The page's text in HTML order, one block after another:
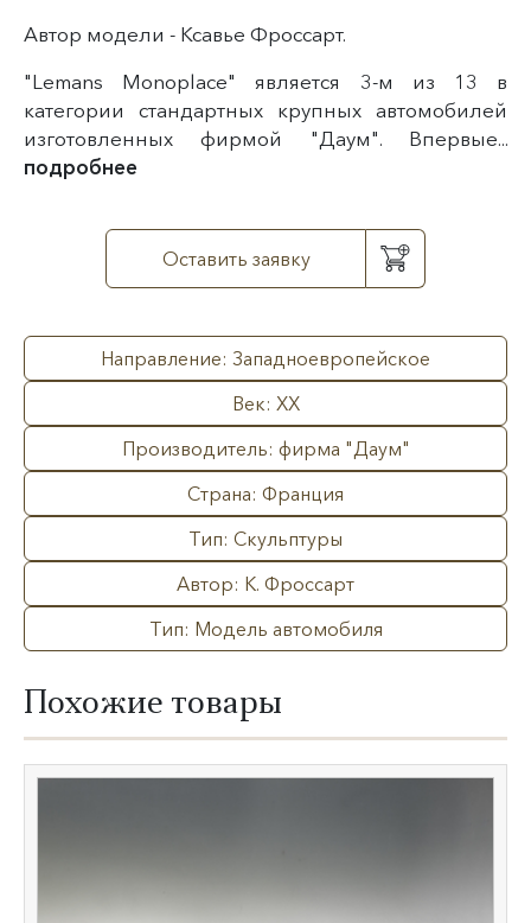
Автор модели - Ксавье Фроссарт.
"Lemans Monoplace" является 3-м из 13 в
категории стандартных крупных автомобилей
изготовленных фирмой "Даум". Впервые...
подробнее
Оставить заявку
Направление: Западноевропейское
Век: XX
Производитель: фирма "Даум"
Страна: Франция
Тип: Скульптуры
Автор: К. Фроссарт​
Тип: Модель автомобиля
Похожие товары